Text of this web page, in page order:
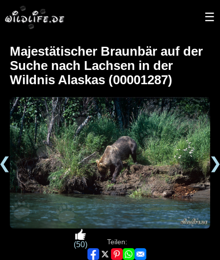
☰
Majestätischer Braunbär auf der
Suche nach Lachsen in der
Wildnis Alaskas (00001287)
(50) Teilen: